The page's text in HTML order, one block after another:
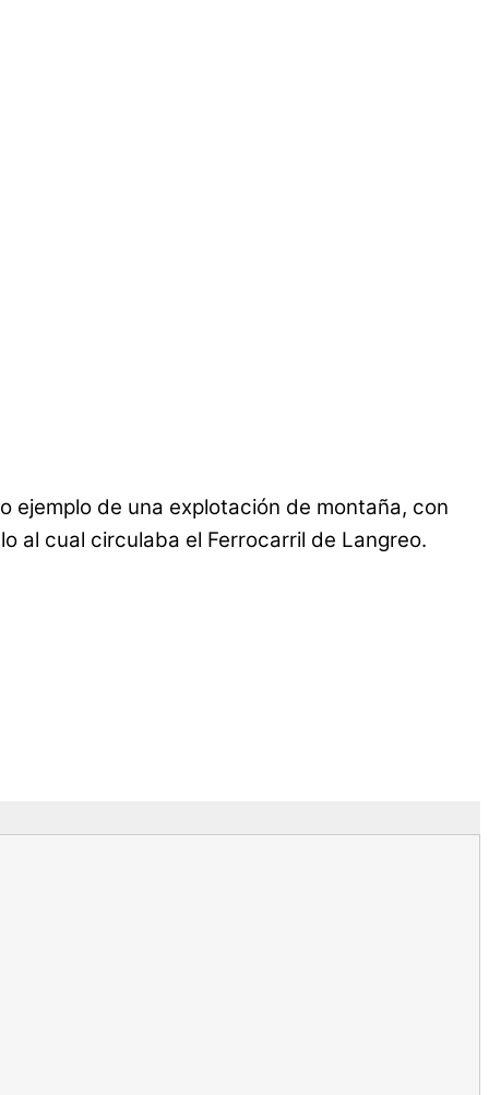
ejemplo de una explotación de montaña, con
al cual circulaba el Ferrocarril de Langreo.